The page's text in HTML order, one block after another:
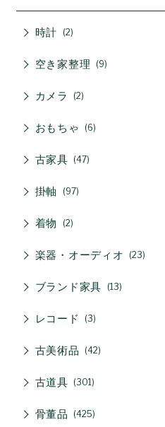
時計 2
空き家整理 9
カメラ 2
おもちゃ 6
古家具 47
掛軸 97
着物 2
楽器・オーディオ 23
ブランド家具 13
レコード 3
古美術品 42
古道具 301
骨董品 425